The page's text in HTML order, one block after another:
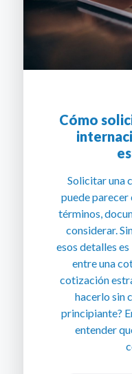
Cómo
Solicitar una
puede parecer
términos,
considerar.
esos detalles
entre una
cotización
hacerlo sin
principiante?
entender